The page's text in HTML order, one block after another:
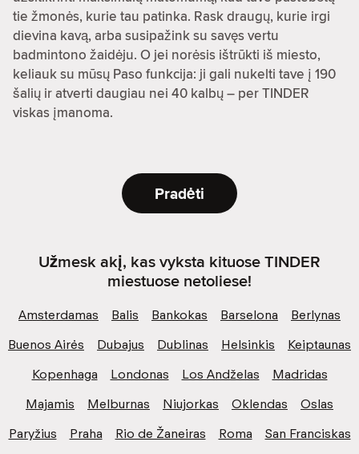
tie žmonės, kurie tau patinka. Rask draugų, kurie irgi
dievina kavą, arba susipažink su savęs vertu
badmintono žaidėju. O jei norėsis ištrūkti iš miesto,
keliauk su mūsų Paso funkcija: ji gali nukelti tave į 190
šalių ir atverti daugiau nei 40 kalbų – per TINDER
viskas įmanoma.
Pradėti
Užmesk akį, kas vyksta kituose TINDER
miestuose netoliese!
Amsterdamas Balis Bankokas Barselona
Berlynas
Buenos Airės
Dubajus Dublinas Helsinkis
Keiptaunas
Kopenhaga
Londonas Los Andželas
Madridas
Majamis
Melburnas Niujorkas Oklendas
Oslas
Paryžius
Praha Rio de Žaneiras Roma
San Franciskas